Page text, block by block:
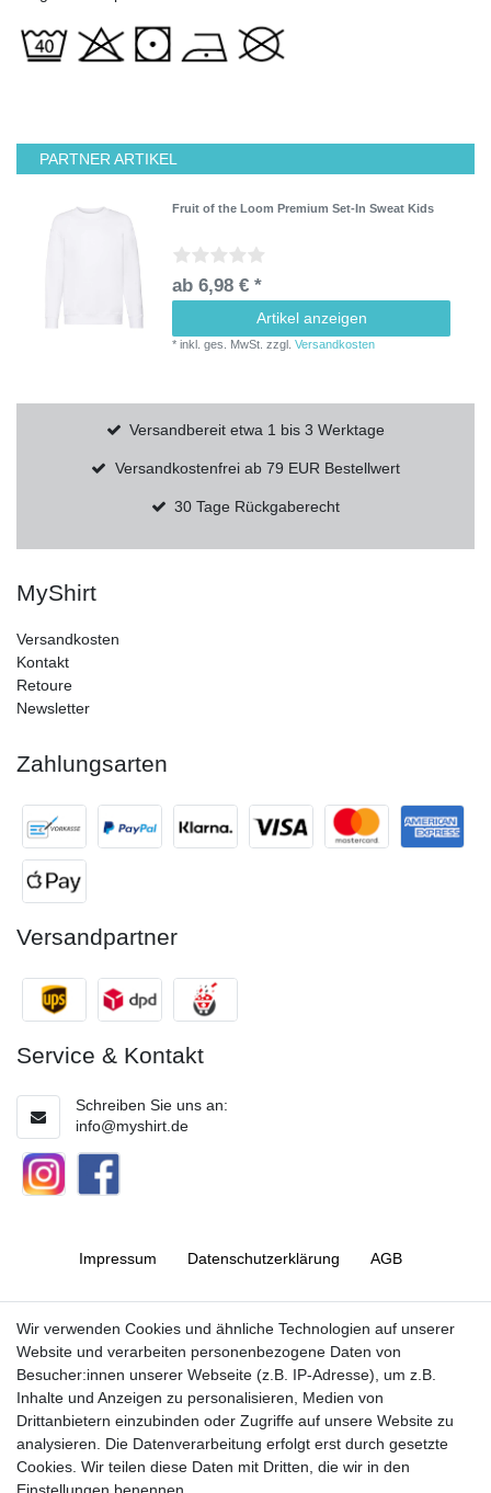
PARTNER ARTIKEL
Fruit of the Loom Premium Set-In Sweat Kids
ab 6,98 € *
Artikel anzeigen
*inkl. ges. MwSt. zzgl.Versandkosten
Versandbereit etwa 1 bis 3 Werktage
Versandkostenfrei ab 79 EUR Bestellwert
30 Tage Rückgaberecht
MyShirt
Versandkosten
Kontakt
Retoure
Newsletter
Zahlungsarten
Versandpartner
Service & Kontakt
Schreiben Sie uns an:
info@myshirt.de
Impressum Daten­schutz­erklärung AGB
Barrierefreiheitserklärung Widerrufs­recht
Vertrag widerrufen Kontakt
Wir verwenden Cookies und ähnliche Technologien auf unserer
Website und verarbeiten personenbezogene Daten von
Besucher:innen unserer Webseite (z.B. IP-Adresse), um z.B.
Inhalte und Anzeigen zu personalisieren, Medien von
Drittanbietern einzubinden oder Zugriffe auf unsere Website zu
analysieren. Die Datenverarbeitung erfolgt erst durch gesetzte
Cookies. Wir teilen diese Daten mit Dritten, die wir in den